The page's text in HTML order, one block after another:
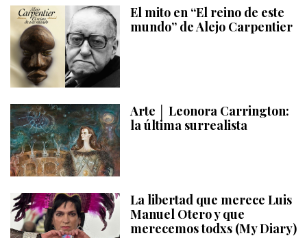
El mito en “El reino de este
mundo” de Alejo Carpentier
Arte │ Leonora Carrington:
la última surrealista
La libertad que merece Luis
Manuel Otero y que
merecemos todxs (My Diary)